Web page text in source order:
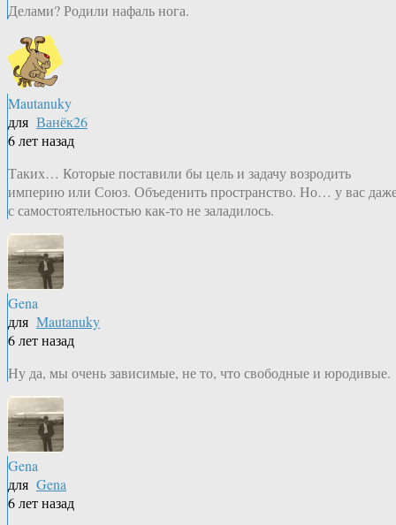
Делами? Родили нафаль нога.
Mautanuky
для Ванёк26
6 лет назад
Таких… Которые поставили бы цель и задачу возродить
империю или Союз. Объеденить пространство. Но… у вас
с самостоятельностью как-то не заладилось.
Gena
для Mautanuky
6 лет назад
Ну да, мы очень зависимые, не то, что свободные и юродивые.
Gena
для Gena
6 лет назад